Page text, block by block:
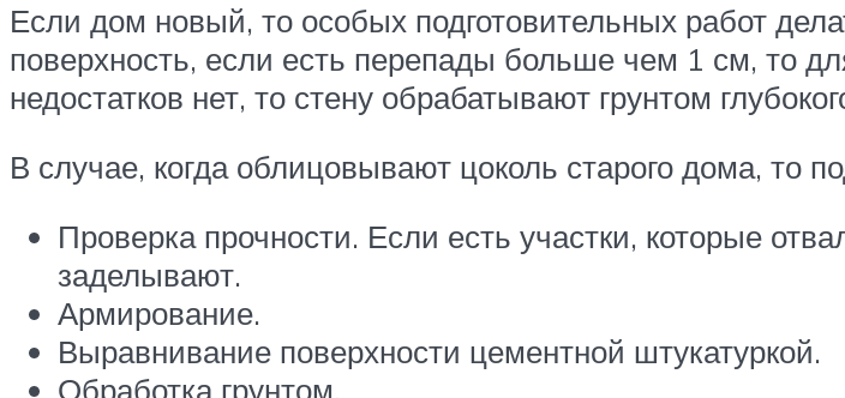
Если дом новый, то особых подготовительных работ
поверхность, если есть перепады больше чем 1 см, то
недостатков нет, то стену обрабатывают грунтом
В случае, когда облицовывают цоколь старого дома, то
Проверка прочности. Если есть участки, которые
заделывают.
Армирование.
Выравнивание поверхности цементной штукатуркой.
Обработка грунтом.